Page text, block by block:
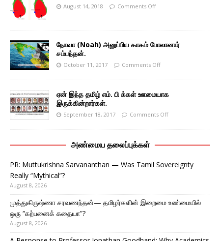
August 14, 2018 Comments Off
நோவா (Noah) அனுப்பிய காகம் போலானார்
சம்பந்தன்.
October 11, 2017 Comments Off
ஏன் இந்த தமிழ் எம். பி க்கள் ஊமையாக
இருக்கின்றார்கள்.
September 18, 2017 Comments Off
அண்மைய தலைப்புக்கள்
PR: Muttukrishna Sarvananthan — Was Tamil Sovereignty
Really “Mythical”?
August 8, 2026
முத்துகிருஷ்ணா சரவணந்தன்— தமிழர்களின் இறைமை உண்மையில்
ஒரு “கற்பனைக் கதையா”?
August 8, 2026